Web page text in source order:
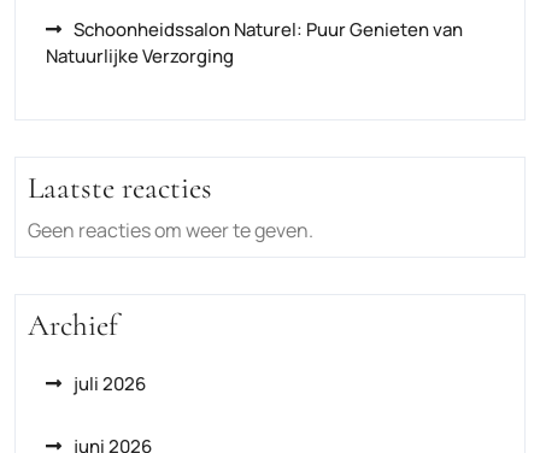
Schoonheidssalon Naturel: Puur Genieten van
Natuurlijke Verzorging
Laatste reacties
Geen reacties om weer te geven.
Archief
juli 2026
juni 2026